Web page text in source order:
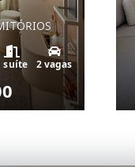
suíte 2 vagas